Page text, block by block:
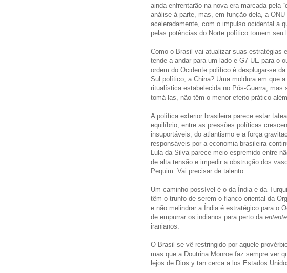
ainda enfrentarão na nova era marcada pela
análise à parte, mas, em função dela, a
aceleradamente, com o impulso ocidental a
pelas potências do Norte político tomem seu
Como o Brasil vai atualizar suas estratégias
tende a andar para um lado e G7 UE para o
ordem do Ocidente político é desplugar-se
Sul político, a China? Uma moldura em que
ritualística estabelecida no Pós-Guerra,
tomá-las, não têm o menor efeito prático
A política exterior brasileira parece estar
equilíbrio, entre as pressões políticas
insuportáveis, do atlantismo e a força
responsáveis por a economia brasileira
Lula da Silva parece meio espremido entre
de alta tensão e impedir a obstrução dos
Pequim. Vai precisar de talento.
Um caminho possível é o da Índia e da
têm o trunfo de serem o flanco oriental da
e não melindrar a Índia é estratégico para o
de empurrar os indianos para perto da entente
iranianos.
O Brasil se vê restringido por aquele
mas que a Doutrina Monroe faz sempre ver
lejos de Dios y tan cerca a los Estados